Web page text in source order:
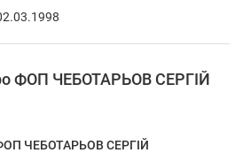
ФОП ЧЕБОТАРЬОВ СЕРГІЙ
ЧЕБОТАРЬОВ СЕРГІЙ